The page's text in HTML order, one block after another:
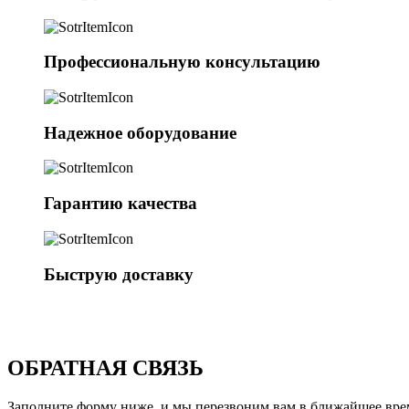
Профессиональную консультацию
Надежное оборудование
Гарантию качества
Быструю доставку
ОБРАТНАЯ СВЯЗЬ